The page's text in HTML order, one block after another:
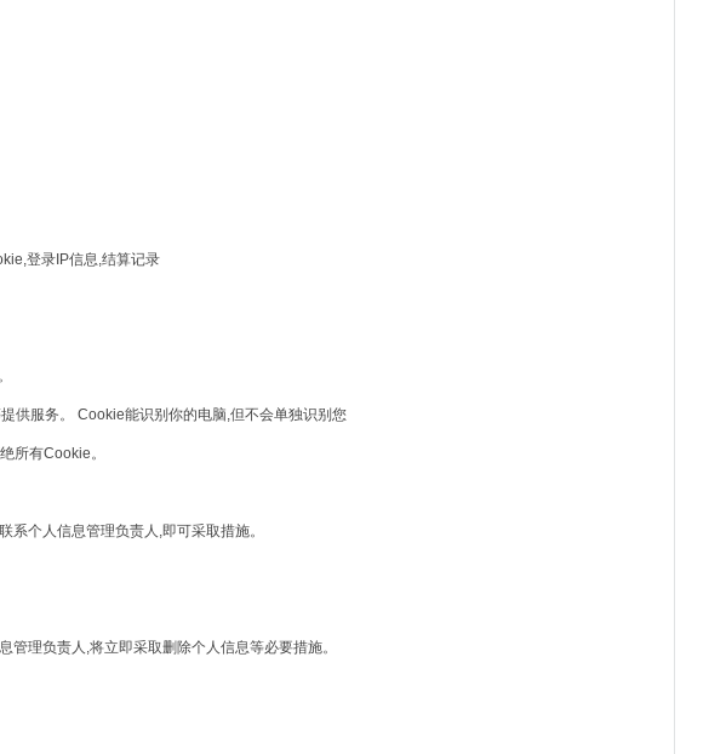
登录IP信息,结算记录
供服务。 Cookie能识别你的电脑,但不会单独识别您
所有Cookie。
个人信息管理负责人,即可采取措施。
理负责人,将立即采取删除个人信息等必要措施。